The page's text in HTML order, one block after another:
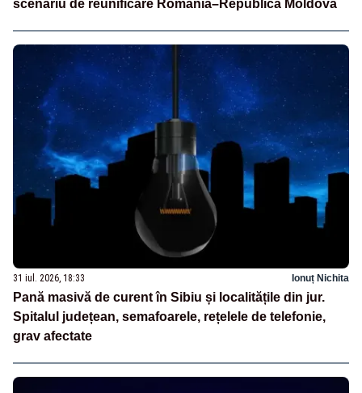
scenariu de reunificare România–Republica Moldova
31 iul. 2026, 18:33 Ionuț Nichita
Pană masivă de curent în Sibiu și localitățile din jur.
Spitalul județean, semafoarele, rețelele de telefonie,
grav afectate